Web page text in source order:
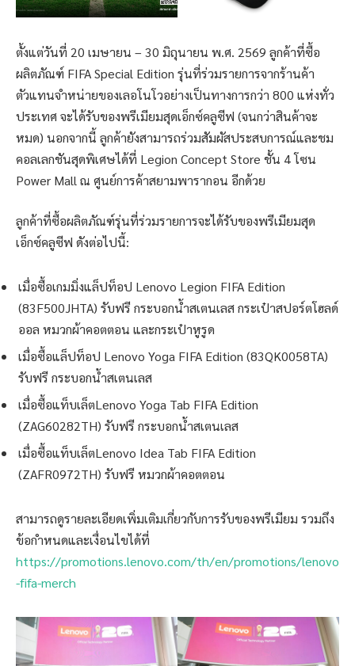
ตั้งแต่วันที่ 20 เมษายน – 30 มิถุนายน พ.ศ. 2569 ลูกค้าที่ซื้อ
ผลิตภัณฑ์ FIFA Special Edition รุ่นที่ร่วมรายการจากร้านค้า
ตัวแทนจำหน่ายของเลอโนโวอย่างเป็นทางการกว่า 800 แห่งทั่ว
ประเทศ จะได้รับของพรีเมียมสุดเอ็กซ์คลูซีฟ (จนกว่าสินค้าจะ
หมด) นอกจากนี้ ลูกค้ายังสามารถร่วมสัมผัสประสบการณ์และชม
คอลเลกชันสุดพิเศษได้ที่ Legion Concept Store ชั้น 4 โซน
Power Mall ณ ศูนย์การค้าสยามพารากอน อีกด้วย
ลูกค้าที่ซื้อผลิตภัณฑ์รุ่นที่ร่วมรายการจะได้รับของพรีเมียมสุด
เอ็กซ์คลูซีฟ ดังต่อไปนี้:
เมื่อซื้อเกมมิ่งแล็ปท็อป Lenovo Legion FIFA Edition
(83F500JHTA) รับฟรี กระบอกน้ำสเตนเลส กระเป๋าสปอร์ตโฮลด์
ออล หมวกผ้าคอตตอน และกระเป๋าหูรูด
เมื่อซื้อแล็ปท็อป Lenovo Yoga FIFA Edition (83QK0058TA)
รับฟรี กระบอกน้ำสเตนเลส
เมื่อซื้อแท็บเล็ตLenovo Yoga Tab FIFA Edition
(ZAG60282TH) รับฟรี กระบอกน้ำสเตนเลส
เมื่อซื้อแท็บเล็ตLenovo Idea Tab FIFA Edition
(ZAFR0972TH) รับฟรี หมวกผ้าคอตตอน
สามารถดูรายละเอียดเพิ่มเติมเกี่ยวกับการรับของพรีเมียม รวมถึง
ข้อกำหนดและเงื่อนไขได้ที่
https://promotions.lenovo.com/th/en/promotions/lenovo
-fifa-merch